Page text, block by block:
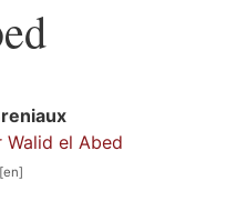
el Abed